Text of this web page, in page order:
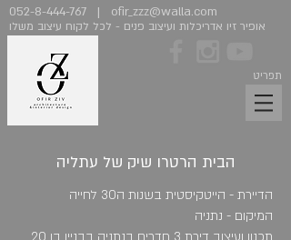
052-8-444-767 | ofir_zzz@walla.com
אופיר זיו אדריכלות ועיצוב פנים - לכל לקוח עיצוב משלו
תפריט
הבית הרטרו שיק של עתליה
הדיירת - הייטקיסטית בשנות ה30 לחייה
המיקום - נתניה